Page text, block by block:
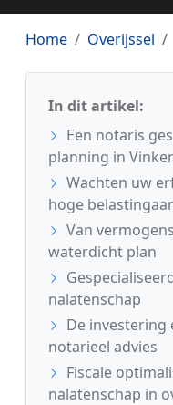
Home Overijssel
In dit artikel:
Een notaris
planning in
Wachten uw
hoge
Van
waterdicht plan
nalatenschap
De investering
notarieel advies
Fiscale
nalatenschap in